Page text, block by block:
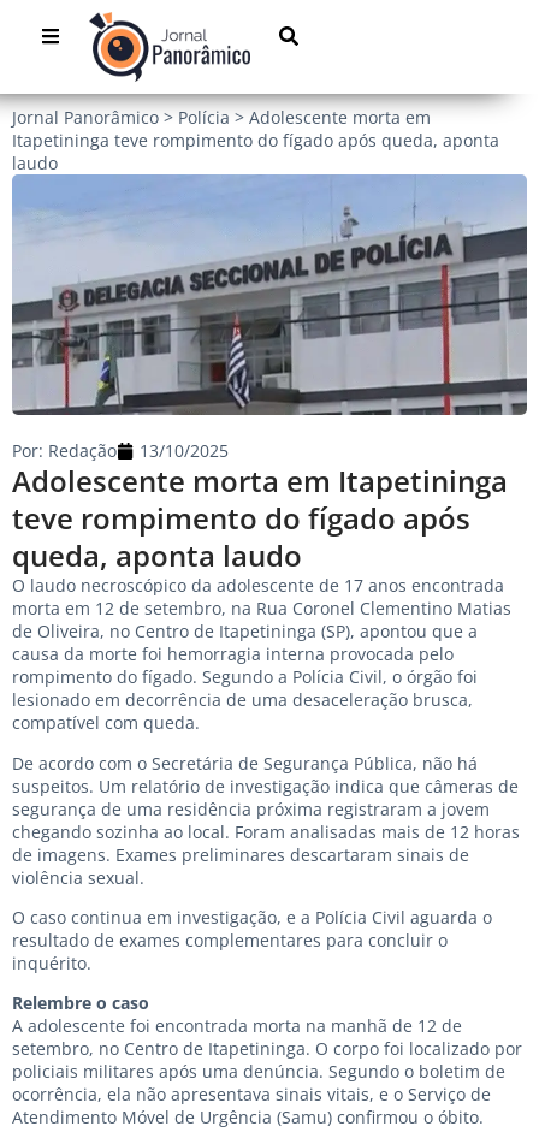
Jornal Panorâmico > Polícia > Adolescente morta em
Itapetininga teve rompimento do fígado após queda, aponta
laudo
Adolescente morta em Itapetininga
teve rompimento do fígado após
queda, aponta laudo
Por: Redação 13/10/2025
O laudo necroscópico da adolescente de 17 anos encontrada
morta em 12 de setembro, na Rua Coronel Clementino Matias
de Oliveira, no Centro de Itapetininga (SP), apontou que a
causa da morte foi hemorragia interna provocada pelo
rompimento do fígado. Segundo a Polícia Civil, o órgão foi
lesionado em decorrência de uma desaceleração brusca,
compatível com queda.
De acordo com o Secretária de Segurança Pública, não há
suspeitos. Um relatório de investigação indica que câmeras de
segurança de uma residência próxima registraram a jovem
chegando sozinha ao local. Foram analisadas mais de 12 horas
de imagens. Exames preliminares descartaram sinais de
violência sexual.
O caso continua em investigação, e a Polícia Civil aguarda o
resultado de exames complementares para concluir o
inquérito.
Relembre o caso
A adolescente foi encontrada morta na manhã de 12 de
setembro, no Centro de Itapetininga. O corpo foi localizado por
policiais militares após uma denúncia. Segundo o boletim de
ocorrência, ela não apresentava sinais vitais, e o Serviço de
Atendimento Móvel de Urgência (Samu) confirmou o óbito.